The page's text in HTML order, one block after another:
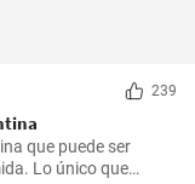
239
que puede ser
Lo único que